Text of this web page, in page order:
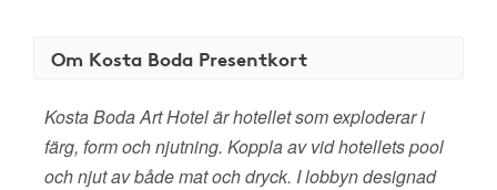
Om Kosta Boda Presentkort
Kosta Boda Art Hotel är hotellet som exploderar i
färg, form och njutning. Koppla av vid hotellets pool
och njut av både mat och dryck. I lobbyn designad